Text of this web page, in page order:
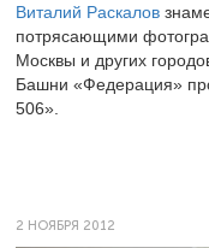
Виталий Раскалов
потрясающими
Москвы и других
Башни «Федерация»
506».
2 НОЯБРЯ 2012